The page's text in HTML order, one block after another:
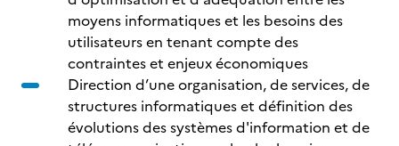
moyens informatiques et les besoins des
utilisateurs en tenant compte des
contraintes et enjeux économiques
Direction d’une organisation, de services, de
structures informatiques et définition des
évolutions des systèmes d'information et de